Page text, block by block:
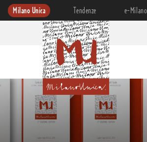
Milano Unica Tendenze e-